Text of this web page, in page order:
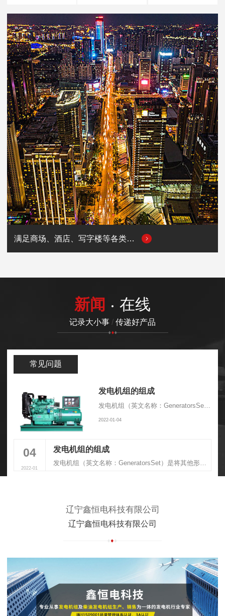
满足商场、酒店、写字楼等各类商业场所的用电需求
新闻 在线
记录大小事 / 传递好产品
常见问题
发电机组的组成
发电机组（英文名称：GeneratorsSet）是将其他形式的能源转换成电能的成套机械设备，由动力系统、控制系统、消音系统、减震系统、排气系统组成
2022-01-04
04
2022-01
发电机组的组成
辽宁鑫恒电科技有限公司
辽宁鑫恒电科技有限公司